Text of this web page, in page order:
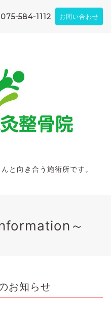
075-584-1112 お問い合わせ
と向き合う施術所です。
～
お知らせ